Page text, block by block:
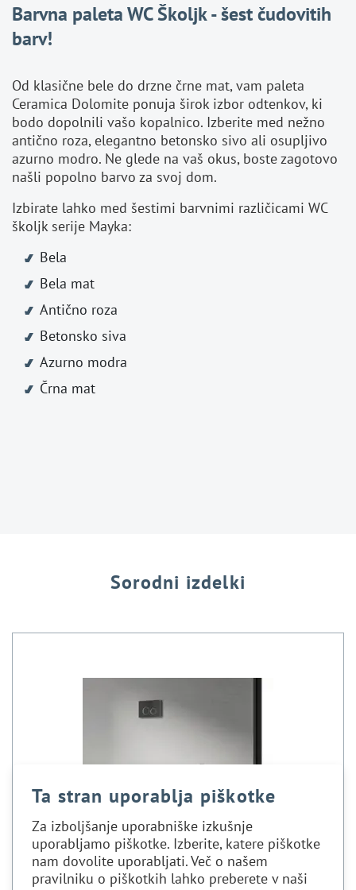
Ta stran uporablja piškotke
Za izboljšanje uporabniške izkušnje
uporabljamo piškotke. Izberite, katere piškotke
nam dovolite uporabljati. Več o našem
pravilniku o piškotkih lahko preberete v naši
Barvna paleta WC Školjk - šest čudovitih
barv!
Od klasične bele do drzne črne mat, vam paleta
Ceramica Dolomite ponuja širok izbor odtenkov, ki
bodo dopolnili vašo kopalnico. Izberite med nežno
antično roza, elegantno betonsko sivo ali osupljivo
azurno modro. Ne glede na vaš okus, boste zagotovo
našli popolno barvo za svoj dom.
Izbirate lahko med šestimi barvnimi različicami WC
školjk serije Mayka:
Bela
Bela mat
Antično roza
Betonsko siva
Azurno modra
Črna mat
Sorodni izdelki